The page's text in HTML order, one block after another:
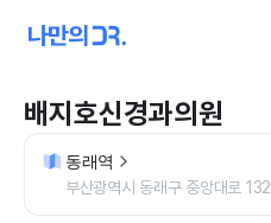
배지호신경과의원
동래역
부산광역시 동래구 중앙대로